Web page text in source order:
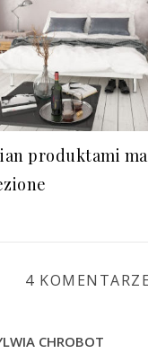
produktami
4 KOMENTARZE
CHROBOT